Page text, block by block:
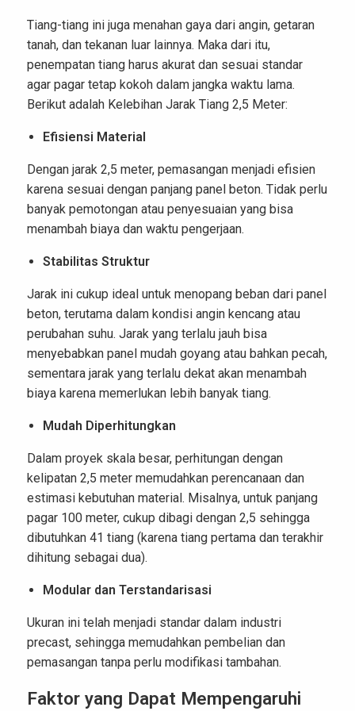
Tiang-tiang ini juga menahan gaya dari angin, getaran
tanah, dan tekanan luar lainnya. Maka dari itu,
penempatan tiang harus akurat dan sesuai standar
agar pagar tetap kokoh dalam jangka waktu lama.
Berikut adalah Kelebihan Jarak Tiang 2,5 Meter:
Efisiensi Material
Dengan jarak 2,5 meter, pemasangan menjadi efisien
karena sesuai dengan panjang panel beton. Tidak perlu
banyak pemotongan atau penyesuaian yang bisa
menambah biaya dan waktu pengerjaan.
Stabilitas Struktur
Jarak ini cukup ideal untuk menopang beban dari panel
beton, terutama dalam kondisi angin kencang atau
perubahan suhu. Jarak yang terlalu jauh bisa
menyebabkan panel mudah goyang atau bahkan pecah,
sementara jarak yang terlalu dekat akan menambah
biaya karena memerlukan lebih banyak tiang.
Mudah Diperhitungkan
Dalam proyek skala besar, perhitungan dengan
kelipatan 2,5 meter memudahkan perencanaan dan
estimasi kebutuhan material. Misalnya, untuk panjang
pagar 100 meter, cukup dibagi dengan 2,5 sehingga
dibutuhkan 41 tiang (karena tiang pertama dan terakhir
dihitung sebagai dua).
Modular dan Terstandarisasi
Ukuran ini telah menjadi standar dalam industri
precast, sehingga memudahkan pembelian dan
pemasangan tanpa perlu modifikasi tambahan.
Faktor yang Dapat Mempengaruhi